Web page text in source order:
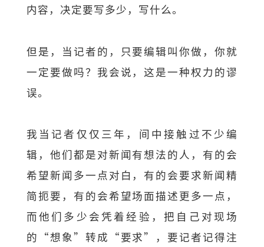
内容，决定要写多少，写什么。
但是，当记者的，只要编辑叫你做，你就
一定要做吗？我会说，这是一种权力的谬
误。
我当记者仅仅三年，间中接触过不少编
辑，他们都是对新闻有想法的人，有的会
希望新闻多一点对白，有的会要求新闻精
简扼要，有的会希望场面描述更多一点，
而他们多少会凭着经验，把自己对现场
的“想象”转成“要求”，要记者记得注